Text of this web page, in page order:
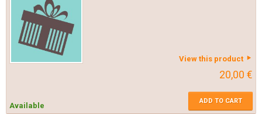
View this product
20,00 €
Available
ADD TO CART